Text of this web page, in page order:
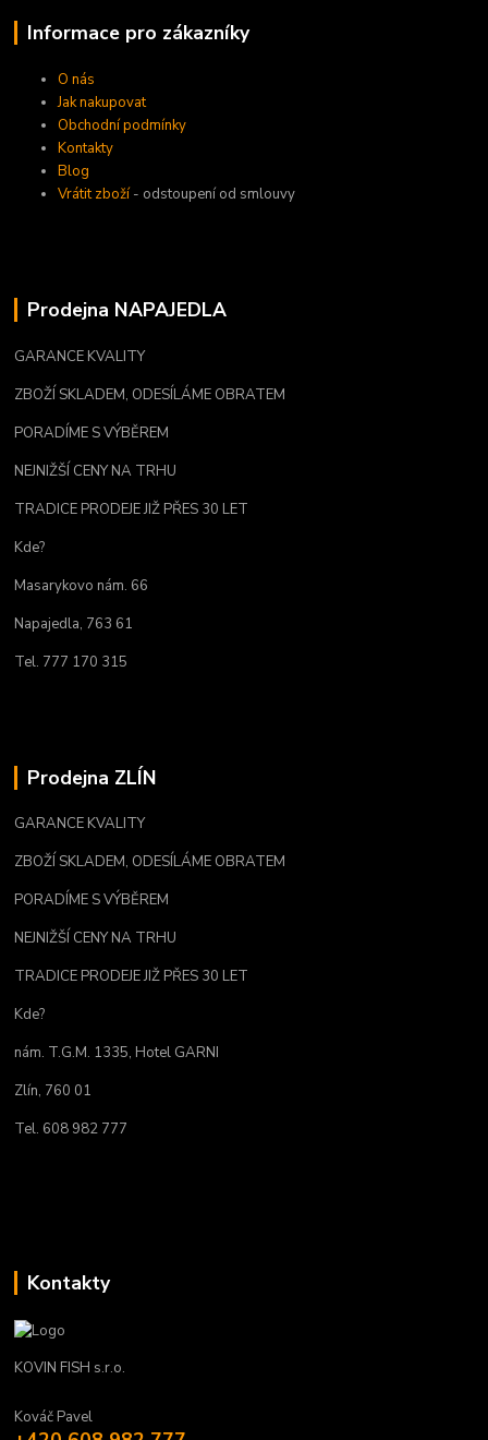
Informace pro zákazníky
O nás
Jak nakupovat
Obchodní podmínky
Kontakty
Blog
Vrátit zboží- odstoupení od smlouvy
Prodejna NAPAJEDLA
GARANCE KVALITY
ZBOŽÍ SKLADEM, ODESÍLÁME OBRATEM
PORADÍME S VÝBĚREM
NEJNIŽŠÍ CENY NA TRHU
TRADICE PRODEJE JIŽ PŘES 30 LET
Kde?
Masarykovo nám. 66
Napajedla, 763 61
Tel. 777 170 315
Prodejna ZLÍN
GARANCE KVALITY
ZBOŽÍ SKLADEM, ODESÍLÁME OBRATEM
PORADÍME S VÝBĚREM
NEJNIŽŠÍ CENY NA TRHU
TRADICE PRODEJE JIŽ PŘES 30 LET
Kde?
nám. T.G.M. 1335, Hotel GARNI
Zlín, 760 01
Tel. 608 982 777
Kontakty
KOVIN FISH s.r.o.
Kováč Pavel